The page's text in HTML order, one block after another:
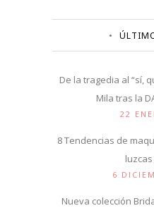
De la tragedia al “sí,
Mila tras la
22
8 Tendencias de
6
Nueva colección